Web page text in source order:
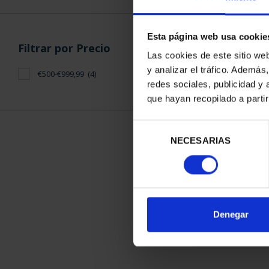
Esta página web usa
Las cookies de este sitio
y analizar el tráfico.
redes sociales, publicidad y
que hayan recopilado a
consentimiento
NECESARIAS
Denegar
Filtrar por Precio
€500-€999,99 (4)
Sólo para
ORDENAR POR: